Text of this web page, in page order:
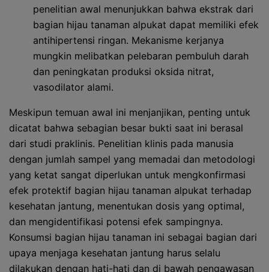
penelitian awal menunjukkan bahwa ekstrak dari
bagian hijau tanaman alpukat dapat memiliki efek
antihipertensi ringan. Mekanisme kerjanya
mungkin melibatkan pelebaran pembuluh darah
dan peningkatan produksi oksida nitrat,
vasodilator alami.
Meskipun temuan awal ini menjanjikan, penting untuk
dicatat bahwa sebagian besar bukti saat ini berasal
dari studi praklinis. Penelitian klinis pada manusia
dengan jumlah sampel yang memadai dan metodologi
yang ketat sangat diperlukan untuk mengkonfirmasi
efek protektif bagian hijau tanaman alpukat terhadap
kesehatan jantung, menentukan dosis yang optimal,
dan mengidentifikasi potensi efek sampingnya.
Konsumsi bagian hijau tanaman ini sebagai bagian dari
upaya menjaga kesehatan jantung harus selalu
dilakukan dengan hati-hati dan di bawah pengawasan